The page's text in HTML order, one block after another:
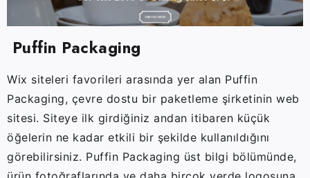
Puffin Packaging
Wix siteleri favorileri arasında yer alan Puffin
Packaging, çevre dostu bir paketleme şirketinin web
sitesi. Siteye ilk girdiğiniz andan itibaren küçük
öğelerin ne kadar etkili bir şekilde kullanıldığını
görebilirsiniz. Puffin Packaging üst bilgi bölümünde,